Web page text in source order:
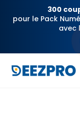
300
pour le Pack
avec
content